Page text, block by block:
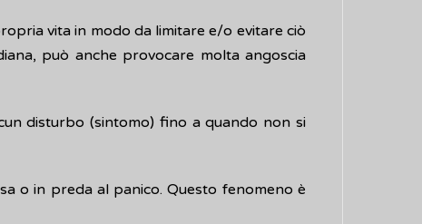
vita in modo da limitare e/o evitare ciò
può anche provocare molta angoscia
disturbo (sintomo) fino a quando non si
o in preda al panico. Questo fenomeno è